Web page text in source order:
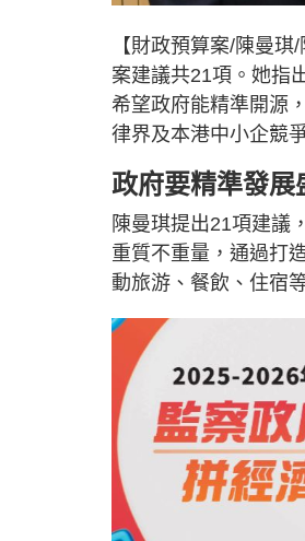
【財政預算案/陳曼
案建議共21項。她指
希望政府能精準開源
律界及本港中小企競
政府要精準發
陳曼琪提出21項建議
重質不重量，通過打
動旅游、餐飲、住宿